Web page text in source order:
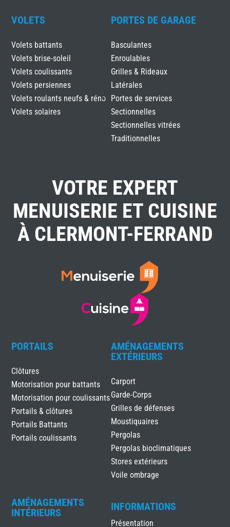
VOLETS
Volets battants
Volets brise-soleil
Volets coulissants
Volets persiennes
Volets roulants neufs & réno
Volets solaires
PORTES DE GARAGE
Basculantes
Enroulables
Grilles & Rideaux
Latérales
Portes de services
Sectionnelles
Sectionnelles vitrées
Traditionnelles
VOTRE EXPERT
MENUISERIE ET CUISINE
À CLERMONT-FERRAND
PORTAILS
Clôtures
Motorisation pour battants
Motorisation pour coulissants
Portails & clôtures
Portails Battants
Portails coulissants
AMÉNAGEMENTS
EXTÉRIEURS
Carport
Garde-Corps
Grilles de défenses
Moustiquaires
Pergolas
Pergolas bioclimatiques
Stores extérieurs
Voile ombrage
AMÉNAGEMENTS
INTÉRIEURS
INFORMATIONS
Présentation